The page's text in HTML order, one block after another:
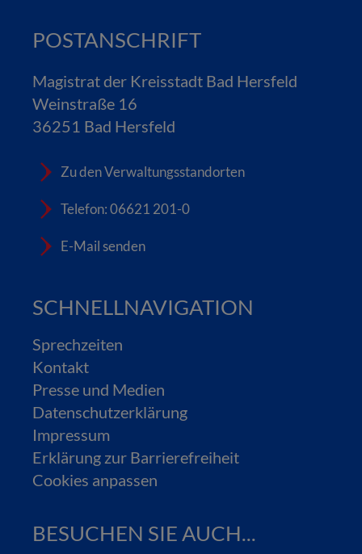
POSTANSCHRIFT
Magistrat der Kreisstadt Bad Hersfeld
Weinstraße 16
36251 Bad Hersfeld
Zu den Verwaltungsstandorten
Telefon: 06621 201-0
E-Mail senden
SCHNELLNAVIGATION
Sprechzeiten
Kontakt
Presse und Medien
Datenschutzerklärung
Impressum
Erklärung zur Barrierefreiheit
Cookies anpassen
BESUCHEN SIE AUCH...